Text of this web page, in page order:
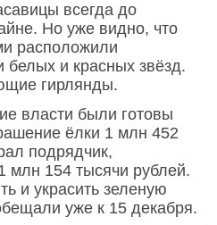
всегда до
Но уже видно, что
расположили
и красных звёзд.
гирлянды.
власти были готовы
ёлки 1 млн 452
подрядчик,
млн 154 тысячи рублей.
и украсить зеленую
уже к 15 декабря.